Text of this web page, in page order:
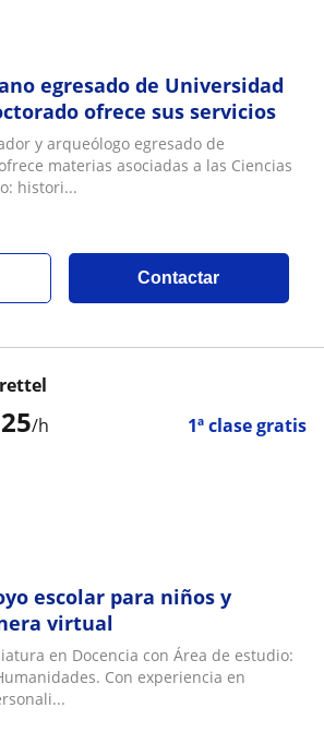
egresado de Universidad
ofrece sus servicios
y arqueólogo egresado de
materias asociadas a las Ciencias
histori...
Contactar
25/h 1ª clase gratis
escolar para niños y
virtual
en Docencia con Área de estudio:
Con experiencia en